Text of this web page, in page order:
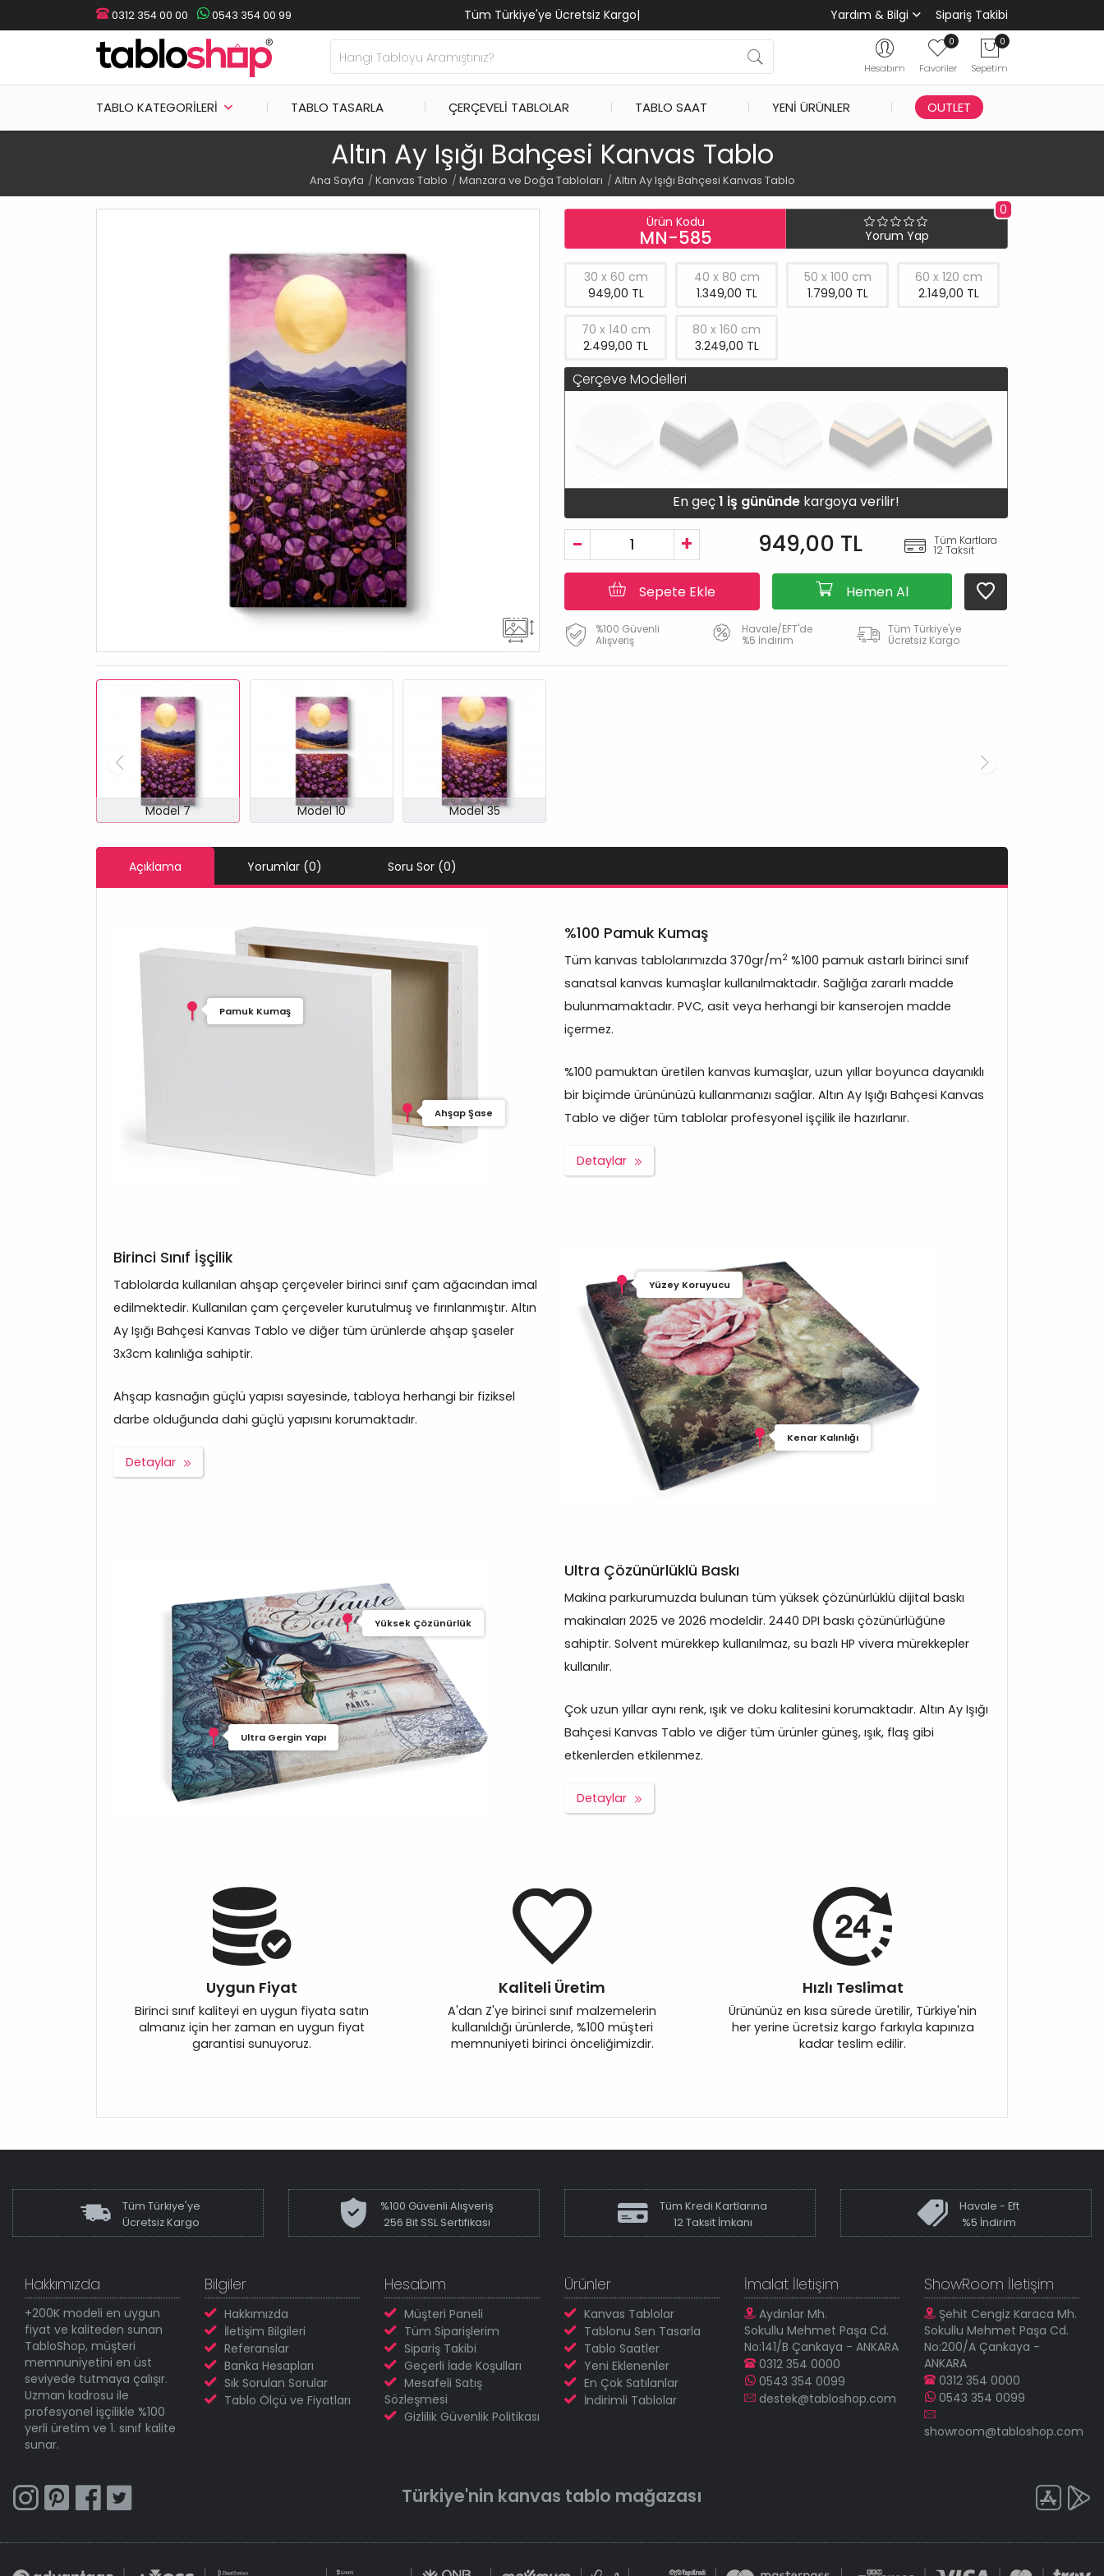
0312 354 00 00 0543 354 00 99 Tüm Türkiye'ye Ücretsiz Kargo| Yardım & Bilgi Sipariş Takibi
Hesabım
0
Favoriler
0
Sepetim
TABLO KATEGORILERI TABLO TASARLA ÇERÇEVELI TABLOLAR TABLO SAAT YENI ÜRÜNLER OUTLET
Altın Ay Işığı Bahçesi Kanvas Tablo
Ana Sayfa Kanvas Tablo Manzara ve Doğa Tabloları Altın Ay Işığı Bahçesi Kanvas Tablo
Ürün Kodu
MN-585
0
Yorum Yap
30 x 60 cm
949,00 TL
40 x 80 cm
1.349,00 TL
50 x 100 cm
1.799,00 TL
60 x 120 cm
2.149,00 TL
70 x 140 cm
2.499,00 TL
80 x 160 cm
3.249,00 TL
Çerçeve Modelleri
En geç1 iş gününde kargoya verilir!
- + 949,00 TL Tüm Kartlara
12 Taksit
Sepete Ekle Hemen Al
%100 Güvenli
Alışveriş
Havale/EFT'de
%5 İndirim
Tüm Türkiye'ye
Ücretsiz Kargo
Model 7 Model 10 Model 35
Açıklama Yorumlar (0) Soru Sor (0)
Pamuk Kumaş
Ahşap Şase
%100 Pamuk Kumaş
Tüm kanvas tablolarımızda 370gr/m2 %100 pamuk astarlı birinci sınıf
sanatsal kanvas kumaşlar kullanılmaktadır. Sağlığa zararlı madde
bulunmamaktadır. PVC, asit veya herhangi bir kanserojen madde
içermez.
%100 pamuktan üretilen kanvas kumaşlar, uzun yıllar boyunca dayanıklı
bir biçimde ürününüzü kullanmanızı sağlar. Altın Ay Işığı Bahçesi Kanvas
Tablo ve diğer tüm tablolar profesyonel işçilik ile hazırlanır.
Detaylar
Birinci Sınıf İşçilik
Tablolarda kullanılan ahşap çerçeveler birinci sınıf çam ağacından imal
edilmektedir. Kullanılan çam çerçeveler kurutulmuş ve fırınlanmıştır. Altın
Ay Işığı Bahçesi Kanvas Tablo ve diğer tüm ürünlerde ahşap şaseler
3x3cm kalınlığa sahiptir.
Ahşap kasnağın güçlü yapısı sayesinde, tabloya herhangi bir fiziksel
darbe olduğunda dahi güçlü yapısını korumaktadır.
Detaylar
Yüzey Koruyucu
Kenar Kalınlığı
Yüksek Çözünürlük
Ultra Gergin Yapı
Ultra Çözünürlüklü Baskı
Makina parkurumuzda bulunan tüm yüksek çözünürlüklü dijital baskı
makinaları 2025 ve 2026 modeldir. 2440 DPI baskı çözünürlüğüne
sahiptir. Solvent mürekkep kullanılmaz, su bazlı HP vivera mürekkepler
kullanılır.
Çok uzun yıllar aynı renk, ışık ve doku kalitesini korumaktadır. Altın Ay Işığı
Bahçesi Kanvas Tablo ve diğer tüm ürünler güneş, ışık, flaş gibi
etkenlerden etkilenmez.
Detaylar
Uygun Fiyat
Birinci sınıf kaliteyi en uygun fiyata satın
almanız için her zaman en uygun fiyat
garantisi sunuyoruz.
Kaliteli Üretim
A'dan Z'ye birinci sınıf malzemelerin
kullanıldığı ürünlerde, %100 müşteri
memnuniyeti birinci önceliğimizdir.
Hızlı Teslimat
Ürününüz en kısa sürede üretilir, Türkiye'nin
her yerine ücretsiz kargo farkıyla kapınıza
kadar teslim edilir.
Tüm Türkiye'ye
Ücretsiz Kargo
%100 Güvenli Alışveriş
256 Bit SSL Sertifikası
Tüm Kredi Kartlarına
12 Taksit İmkanı
Havale - Eft
%5 İndirim
Hakkımızda
+200K modeli en uygun
fiyat ve kaliteden sunan
TabloShop, müşteri
memnuniyetini en üst
seviyede tutmaya çalışır.
Uzman kadrosu ile
profesyonel işçilikle %100
yerli üretim ve 1. sınıf kalite
sunar.
Bilgiler
Hakkımızda
İletişim Bilgileri
Referanslar
Banka Hesapları
Sık Sorulan Sorular
Tablo Ölçü ve Fiyatları
Hesabım
Müşteri Paneli
Tüm Siparişlerim
Sipariş Takibi
Geçerli İade Koşulları
Mesafeli Satış
Sözleşmesi
Gizlilik Güvenlik Politikası
Ürünler
Kanvas Tablolar
Tablonu Sen Tasarla
Tablo Saatler
Yeni Eklenenler
En Çok Satılanlar
İndirimli Tablolar
İmalat İletişim
Aydınlar Mh.
Sokullu Mehmet Paşa Cd.
No:141/B Çankaya - ANKARA
0312 354 0000
0543 354 0099
destek@tabloshop.com
ShowRoom İletişim
Şehit Cengiz Karaca Mh.
Sokullu Mehmet Paşa Cd.
No:200/A Çankaya -
ANKARA
0312 354 0000
0543 354 0099
showroom@tabloshop.com
Türkiye'nin kanvas tablo mağazası